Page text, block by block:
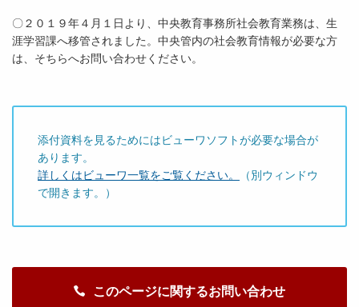
〇２０１９年４月１日より、中央教育事務所社会教育業務は、生
涯学習課へ移管されました。中央管内の社会教育情報が必要な方
は、そちらへお問い合わせください。
添付資料を見るためにはビューワソフトが必要な場合が
あります。
詳しくはビューワ一覧をご覧ください。
（別ウィンドウ
で開きます。）
このページに関するお問い合わせ